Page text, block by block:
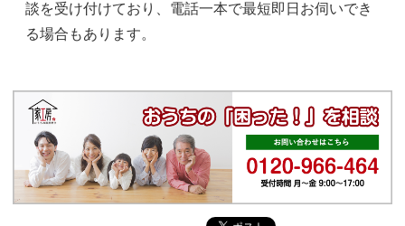
談を受け付けており、電話一本で最短即日お伺いでき
る場合もあります。